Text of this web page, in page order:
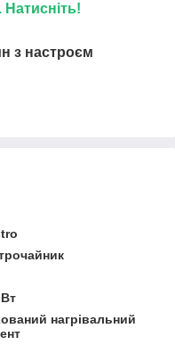
з настроєм
нагрівальний